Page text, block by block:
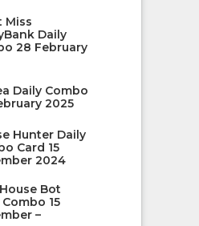
Miss
Daily
28 February
Daily Combo
2025
Hunter Daily
Card 15
2024
Bot
15
–